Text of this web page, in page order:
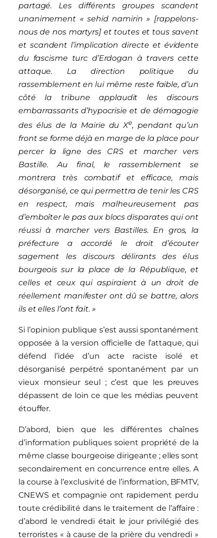
partagé. Les différents groupes scandent
unanimement « sehid namirin » [rappelons-
nous de nos martyrs] et toutes et tous savent
et scandentl’implication directe et évidente
du fascisme turc d’Erdogan à travers cette
attaque. La direction politique du
rassemblementen lui même reste faible, d’un
côté la tribune applaudit les discours
embarrassants d’hypocrisie et de démagogie
des élus de la Mairie du Xe, pendant qu’un
front se forme déjà en marge de la place pour
percer la ligne des CRS et marcher vers
Bastille.Au final, le rassemblement se
montrera très combatif et efficace,mais
désorganisé, ce qui permettra de tenir les CRS
en respect, mais malheureusement pas
d’emboîter le pas aux blocs disparates qui ont
réussi à marcher vers Bastilles. En gros, la
préfecture a accordé le droit d’écouter
sagement les discours délirants des élus
bourgeois sur la place de la République, et
celles et ceux qui aspiraient à un droit de
réellement manifester ont dû se battre, alors
ils et elles l’ont fait. »
Si l’opinion publique s’est aussi spontanément
opposée à la version officielle de l’attaque, qui
défend l’idée d’un acte raciste isolé et
désorganisé perpétré spontanément par un
vieux monsieur seul ; c’est que les preuves
dépassent de loin ce que les médias peuvent
étouffer.
D’abord, bien que les différentes chaînes
d’information publiques soient propriété de la
même classe bourgeoise dirigeante ; elles sont
secondairement en concurrence entre elles. A
la course à l’exclusivité de l’information, BFMTV,
CNEWS et compagnie ont rapidement perdu
toute crédibilité dans le traitement de l’affaire :
d’abord le vendredi était le jour privilégié des
terroristes « à cause de la prière du vendredi »